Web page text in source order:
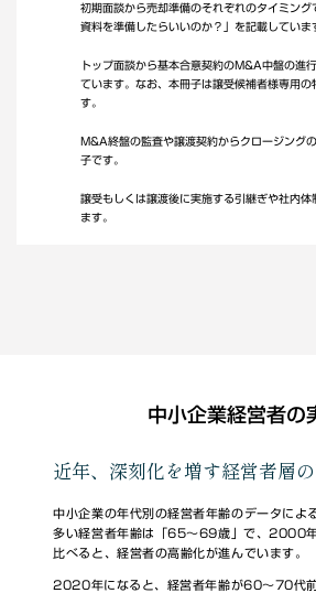
初期面談から売却準備のそれぞれのタイミン
資料を準備したらいいのか？」を記載していま
トップ面談から基本合意契約のM&A中盤の進
ています。なお、本冊子は譲受候補者様専用の
す。
M&A終盤の監査や譲渡契約からクロージング
子です。
譲受もしくは譲渡後に実施する引継ぎや社内
ます。
中小企業経営者の
近年、深刻化を増す経営者層
中小企業の年代別の経営者年齢のデータに
多い経営者年齢は「65～69歳」で、2000
比べると、経営者の高齢化が進んでいます。
2020年になると、経営者年齢が60～70代